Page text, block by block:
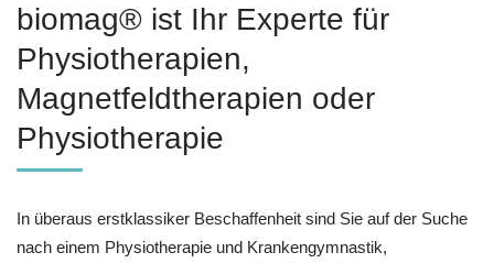
biomag® ist Ihr Experte für
Physiotherapien,
Magnetfeldtherapien oder
Physiotherapie
In überaus erstklassiker Beschaffenheit sind Sie auf der Suche
nach einem Physiotherapie und Krankengymnastik,